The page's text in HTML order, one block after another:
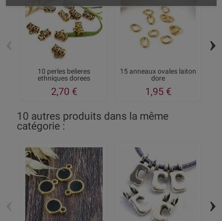
10 perles belieres
ethniques dorees
2,70 €
15 anneaux ovales laiton
dore
1,95 €
›
10 autres produits dans la même
catégorie :
›